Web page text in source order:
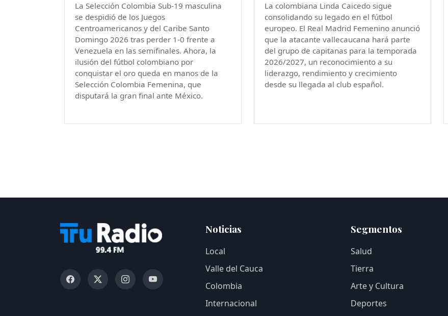
La Selección Colombia Sub-19 masculina
se despidió de los Juegos
Centroamericanos y del Caribe Santo
Domingo 2026 tras perder 1-0 frente a
Venezuela en las semifinales. Ahora, la
ilusión del fútbol colombiano por
conquistar el oro queda en manos de la
Selección Colombia Femenina, que
disputará la gran final ante México.
La colombiana Linda Caicedo sigue
consolidando su legado en el fútbol
europeo. El Real Madrid Femenino anunció
que la atacante vallecaucana hará parte
del grupo de capitanas para la temporada
2026/2027, un reconocimiento a su
liderazgo, rendimiento y crecimiento
desde su llegada al club español.
Noticias
Local
Valle del Cauca
Colombia
Internacional
Segmentos
Salud
Tierra
Arte y Cultura
Deportes